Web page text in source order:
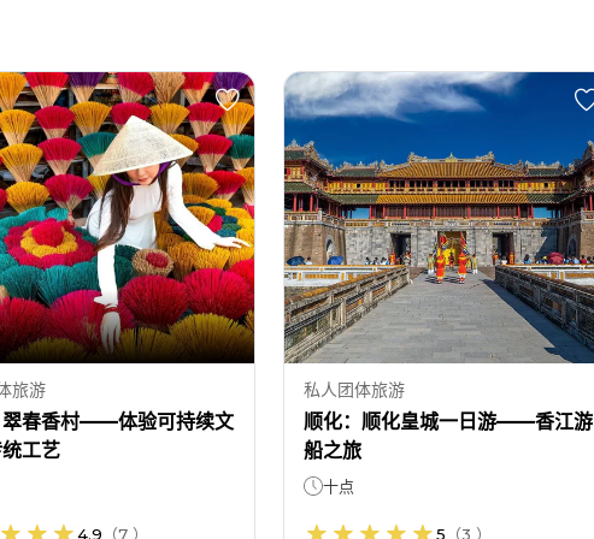
旅游
翠春香村——体验可持续文
工艺
4.9 （7 ）
私人团体旅游
顺化：顺化皇城一日游——香江游
船之旅
十点
5 （3 ）